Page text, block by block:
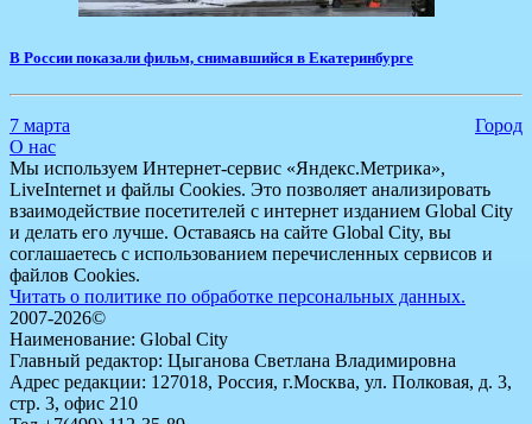
В России показали фильм, снимавшийся в Екатеринбурге
7 марта
Город
О нас
Мы используем Интернет-сервис «Яндекс.Метрика»,
LiveInternet и файлы Cookies. Это позволяет анализировать
взаимодействие посетителей с интернет изданием Global City
и делать его лучше. Оставаясь на сайте Global City, вы
соглашаетесь с использованием перечисленных сервисов и
файлов Cookies.
Читать о политике по обработке персональных данных.
2007-2026©
Наименование: Global City
Главный редактор: Цыганова Светлана Владимировна
Адрес редакции: 127018, Россия, г.Москва, ул. Полковая, д. 3,
стр. 3, офис 210